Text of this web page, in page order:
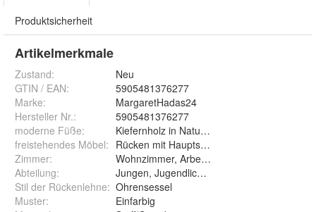
Produktsicherheit
Artikelmerkmale
Zustand:
Neu
GTIN / EAN:
5905481376277
Marke:
MargaretHadas24
Hersteller Nr.:
5905481376277
moderne Füße:
Kiefernholz in Naturfarbe
freistehendes Möbel: Rücken mit Hauptstoff gepolstert
Zimmer:
Wohnzimmer, Arbeitszimmer, Kinderzimmer,
Abteilung:
Jungen, Jugendliche, Erwachsene
Stil der Rückenlehne: Ohrensessel
Muster:
Einfarbig